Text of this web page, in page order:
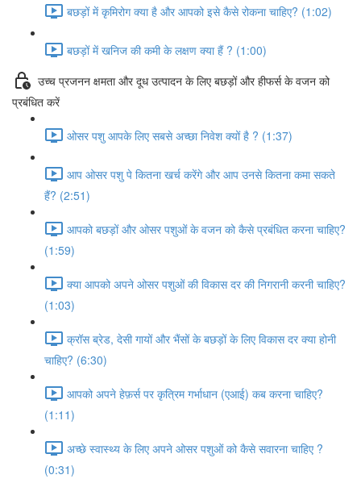
बछड़ों में कृमिरोग क्या है और आपको इसे कैसे रोकना चाहिए? (1:02)
बछड़ों में खनिज की कमी के लक्षण क्या हैं ? (1:00)
उच्च प्रजनन क्षमता और दूध उत्पादन के लिए बछड़ों और हीफर्स के वजन को
प्रबंधित करें
ओसर पशु आपके लिए सबसे अच्छा निवेश क्यों है ? (1:37)
आप ओसर पशु पे कितना खर्च करेंगे और आप उनसे कितना कमा सकते
हैं? (2:51)
आपको बछड़ों और ओसर पशुओं के वजन को कैसे प्रबंधित करना चाहिए?
(1:59)
क्या आपको अपने ओसर पशुओं की विकास दर की निगरानी करनी चाहिए?
(1:03)
क्रॉस ब्रेड, देसी गायों और भैंसों के बछड़ों के लिए विकास दर क्या होनी
चाहिए? (6:30)
आपको अपने हेफ़र्स पर कृत्रिम गर्भाधान (एआई) कब करना चाहिए?
(1:11)
अच्छे स्वास्थ्य के लिए अपने ओसर पशुओं को कैसे सवारना चाहिए ?
(0:31)